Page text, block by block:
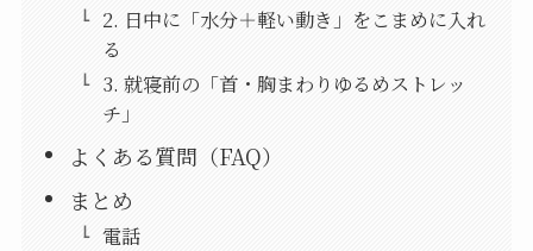
2. 日中に「水分＋軽い動き」をこまめに入れ
る
3. 就寝前の「首・胸まわりゆるめストレッ
チ」
よくある質問（FAQ）
まとめ
電話